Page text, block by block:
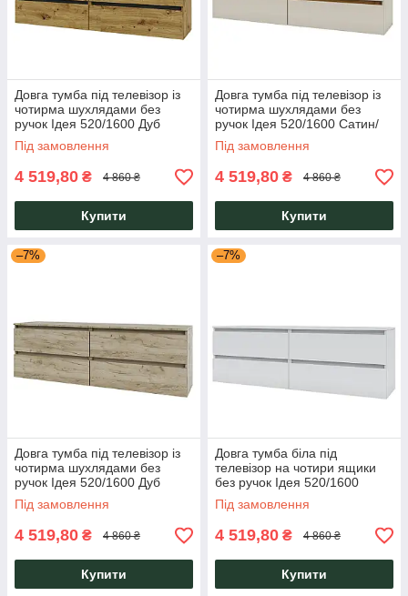
Довга тумба під телевізор із
чотирма шухлядами без
ручок Ідея 520/1600 Дуб
Артизан/Сірий Графіт Garant
Під замовлення
4 519,80 ₴ 4 860 ₴
Купити
Довга тумба під телевізор із
чотирма шухлядами без
ручок Ідея 520/1600 Сатин/
Дуб Крафт Золотий Garant
Під замовлення
4 519,80 ₴ 4 860 ₴
Купити
–7%
Довга тумба під телевізор із
чотирма шухлядами без
ручок Ідея 520/1600 Дуб
Крафт Сірий/Сатин Garant
Під замовлення
4 519,80 ₴ 4 860 ₴
Купити
–7%
Довга тумба біла під
телевізор на чотири ящики
без ручок Ідея 520/1600
Німфея Альба / Німфея
Альба Garant
Під замовлення
4 519,80 ₴ 4 860 ₴
Купити